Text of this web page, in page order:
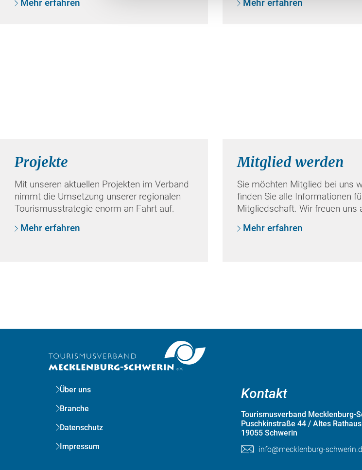
Mehr erfahren
Mehr erfahren
Projekte
Mit unseren aktuellen Projekten im Verband
nimmt die Umsetzung unserer regionalen
Tourismusstrategie enorm an Fahrt auf.
Mehr erfahren
Mitglied werden
Sie möchten Mitglied bei uns
finden Sie alle Informationen
Mitgliedschaft. Wir freuen uns
Mehr erfahren
Über uns
Branche
Datenschutz
Impressum
Kontakt
Tourismusverband Mecklenburg-
Puschkinstraße 44 / Altes Rathaus
19055 Schwerin
info@mecklenburg-